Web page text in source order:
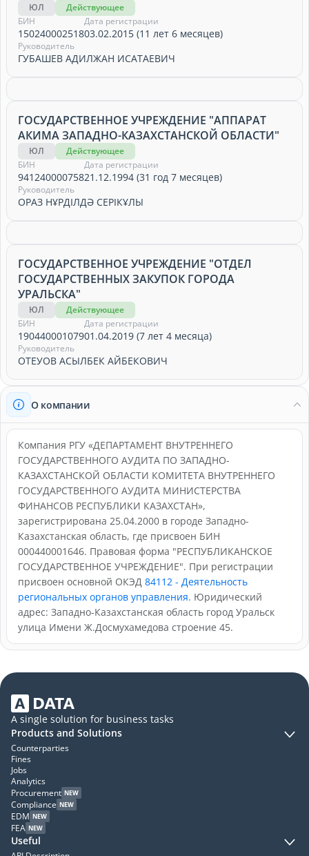
ЮЛ
Действующее
БИН
150240002518
Дата регистрации
03.02.2015 (11 лет 6 месяцев)
Руководитель
ГУБАШЕВ АДИЛЖАН ИСАТАЕВИЧ
ГОСУДАРСТВЕННОЕ УЧРЕЖДЕНИЕ "АППАРАТ
АКИМА ЗАПАДНО-КАЗАХСТАНСКОЙ ОБЛАСТИ"
ЮЛ
Действующее
БИН
941240000758
Дата регистрации
21.12.1994 (31 год 7 месяцев)
Руководитель
ОРАЗ НҰРДІЛДӘ СЕРІКҰЛЫ
ГОСУДАРСТВЕННОЕ УЧРЕЖДЕНИЕ "ОТДЕЛ
ГОСУДАРСТВЕННЫХ ЗАКУПОК ГОРОДА
УРАЛЬСКА"
ЮЛ
Действующее
БИН
190440001079
Дата регистрации
01.04.2019 (7 лет 4 месяца)
Руководитель
ОТЕУОВ АСЫЛБЕК АЙБЕКОВИЧ
О компании
Компания РГУ «ДЕПАРТАМЕНТ ВНУТРЕННЕГО
ГОСУДАРСТВЕННОГО АУДИТА ПО ЗАПАДНО-
КАЗАХСТАНСКОЙ ОБЛАСТИ КОМИТЕТА ВНУТРЕННЕГО
ГОСУДАРСТВЕННОГО АУДИТА МИНИСТЕРСТВА
ФИНАНСОВ РЕСПУБЛИКИ КАЗАХСТАН»,
зарегистрирована 25.04.2000 в городе Западно-
Казахстанская область, где присвоен БИН
000440001646. Правовая форма "РЕСПУБЛИКАНСКОЕ
ГОСУДАРСТВЕННОЕ УЧРЕЖДЕНИЕ". При регистрации
присвоен основной ОКЭД 84112 - Деятельность
региональных органов управления. Юридический
адрес: Западно-Казахстанская область город Уральск
улица Имени Ж.Досмухамедова строение 45.
A single solution for business tasks
Products and Solutions
Counterparties
Fines
Jobs
Analytics
Procurement NEW
Compliance NEW
EDM NEW
FEA NEW
Useful